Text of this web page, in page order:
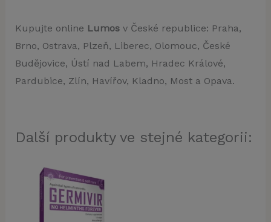
Kupujte online Lumosv České republice: Praha,
Brno, Ostrava, Plzeň, Liberec, Olomouc, České
Budějovice, Ústí nad Labem, Hradec Králové,
Pardubice, Zlín, Havířov, Kladno, Most a Opava.
Další produkty ve stejné kategorii: